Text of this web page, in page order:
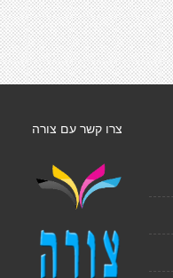
צרו קשר עם צורה